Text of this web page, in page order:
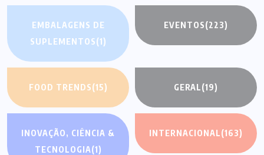
EMBALAGENS DE
SUPLEMENTOS(1)
EVENTOS(223)
FOOD TRENDS(15) GERAL(19)
INOVAÇÃO, CIÊNCIA &
TECNOLOGIA(1)
INTERNACIONAL(163)